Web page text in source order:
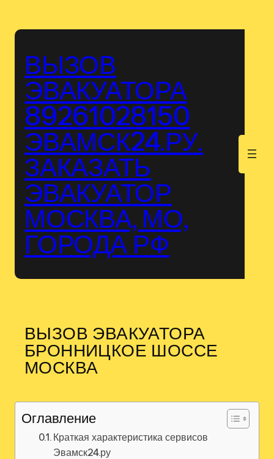
ВЫЗОВ
ЭВАКУАТОРА
89261028150
ЭВАМСК24.РУ.
ЗАКАЗАТЬ
ЭВАКУАТОР
МОСКВА, МО,
ГОРОДА РФ
ВЫЗОВ ЭВАКУАТОРА
БРОННИЦКОЕ ШОССЕ
МОСКВА
Оглавление
Краткая характеристика сервисов
Эвамск24.ру